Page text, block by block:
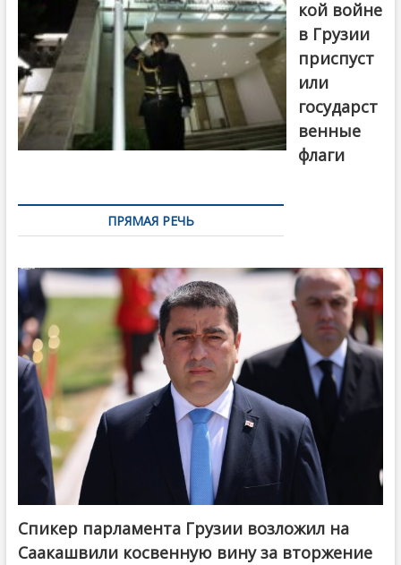
кой войне
в Грузии
приспуст
или
государст
венные
флаги
ПРЯМАЯ РЕЧЬ
Спикер парламента Грузии возложил на
Саакашвили косвенную вину за вторжение